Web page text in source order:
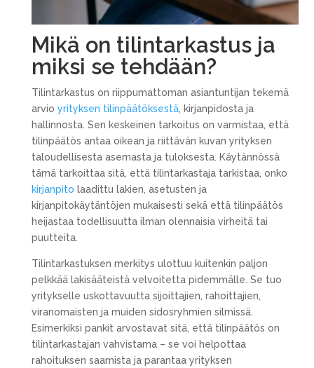
Mikä on tilintarkastus ja
miksi se tehdään?
Tilintarkastus on riippumattoman asiantuntijan tekemä
arvio yrityksen tilinpäätöksestä, kirjanpidosta ja
hallinnosta. Sen keskeinen tarkoitus on varmistaa, että
tilinpäätös antaa oikean ja riittävän kuvan yrityksen
taloudellisesta asemasta ja tuloksesta. Käytännössä
tämä tarkoittaa sitä, että tilintarkastaja tarkistaa, onko
kirjanpito laadittu lakien, asetusten ja
kirjanpitokäytäntöjen mukaisesti sekä että tilinpäätös
heijastaa todellisuutta ilman olennaisia virheitä tai
puutteita.
Tilintarkastuksen merkitys ulottuu kuitenkin paljon
pelkkää lakisääteistä velvoitetta pidemmälle. Se tuo
yritykselle uskottavuutta sijoittajien, rahoittajien,
viranomaisten ja muiden sidosryhmien silmissä.
Esimerkiksi pankit arvostavat sitä, että tilinpäätös on
tilintarkastajan vahvistama – se voi helpottaa
rahoituksen saamista ja parantaa yrityksen